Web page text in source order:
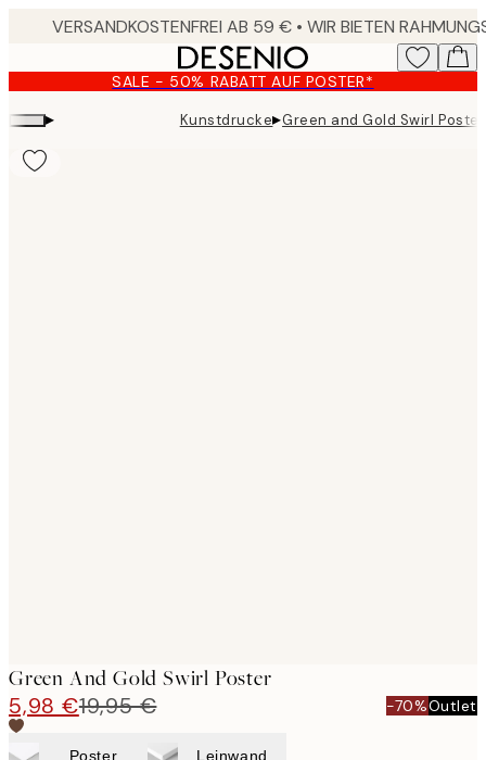
content.
SALE - 50% RABATT AUF POSTER*
▸ Kunstdrucke▸Green and Gold Swirl Poster
Green And Gold Swirl Poster
5,98 €19,95 € -70%Outlet
Poster Leinwand